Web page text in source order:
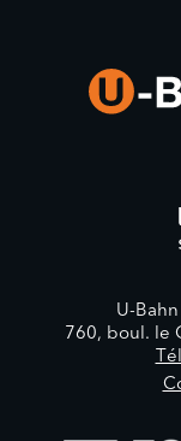
U-
760, boul. le